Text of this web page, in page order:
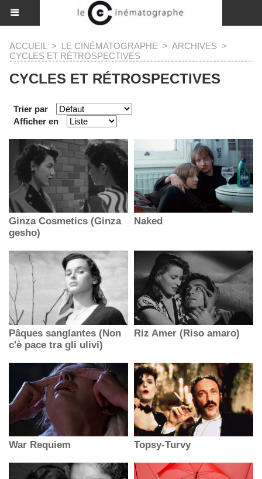
ACCUEIL > LE CINÉMATOGRAPHE > ARCHIVES >
CYCLES ET RÉTROSPECTIVES
CYCLES ET RÉTROSPECTIVES
Trier par
Afficher en
Ginza Cosmetics (Ginza
gesho)
Naked
Pâques sanglantes (Non
c'è pace tra gli ulivi)
Riz Amer (Riso amaro)
War Requiem Topsy-Turvy